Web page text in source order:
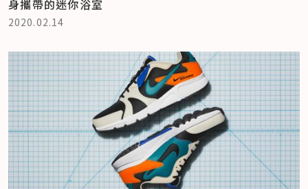
身攜帶的迷你浴室
2020.02.14